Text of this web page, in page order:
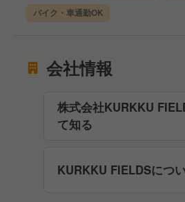
バイク・車通勤OK
会社情報
株式会社KURKKU
て知る
KURKKU FIELDSにつ